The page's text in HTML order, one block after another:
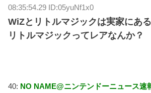
08:35:54.29 ID:05yuNf1x0
WiZとリトルマジックは実家にあ
リトルマジックってレアなんか？
40: NO NAME@ニンテンドーニュース速